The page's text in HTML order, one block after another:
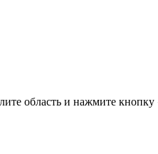
область и нажмите кнопку